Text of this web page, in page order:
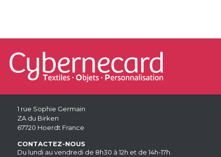
1 rue Sophie Germain
ZA du Birken
67720 Hoerdt France
CONTACTEZ-NOUS
Du lundi au vendredi de 8h30 à 12h et de 14h-17h.